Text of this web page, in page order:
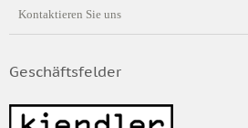
Kontaktieren Sie uns
Geschäftsfelder